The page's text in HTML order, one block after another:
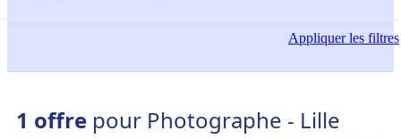
Appliquerles filtres
1 offre pour Photographe - Lille